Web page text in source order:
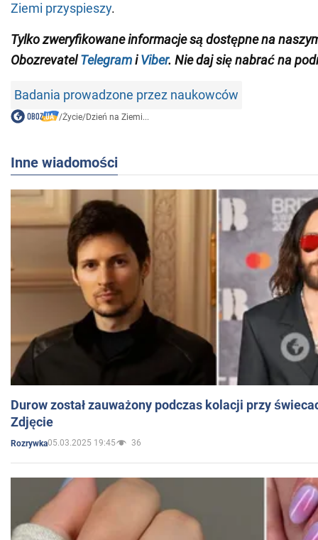
Ziemi przyspieszy.
Tylko zweryfikowane informacje są dostępne na
ObozrevatelTelegramiViber. Nie daj się nabrać na
Badania prowadzone przez naukowców
/Życie/Dzień na Ziemi...
Inne wiadomości
Durow został zauważony podczas kolacji przy
Zdjęcie
Rozrywka05.03.2025 19:45 36